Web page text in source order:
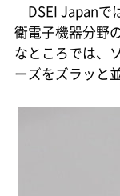
DSEI Japanで
衛電子機器分野
なところでは、
ーズをズラッと